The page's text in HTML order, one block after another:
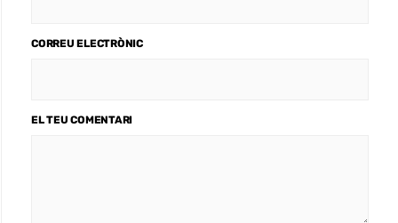
CORREU ELECTRÒNIC
EL TEU COMENTARI